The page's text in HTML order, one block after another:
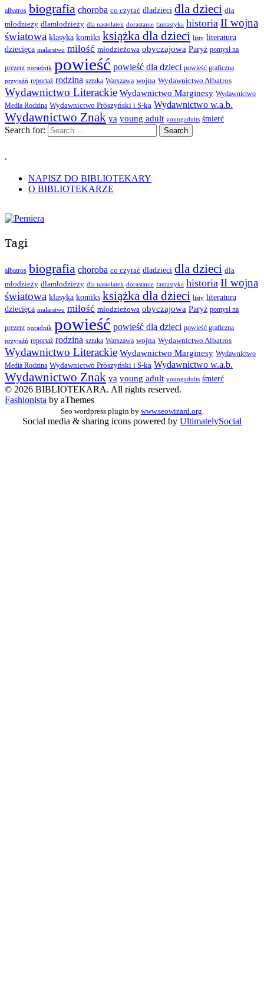
albatros biografia choroba co czytać dladzieci dla dzieci dla
młodzieży dlamłodzieży dla nastolatek dorastanie fantastyka historia II wojna
światowa klasyka komiks książka dla dzieci listy literatura
dziecięca malarstwo miłość młodzieżowa obyczajowa Paryż pomysł na
prezent poradnik powieść powieść dla dzieci powieść graficzna
przyjaźń reportaż rodzina sztuka Warszawa wojna Wydawnictwo Albatros
Wydawnictwo Literackie Wydawnictwo Marginesy Wydawnictwo
Media Rodzina Wydawnictwo Prószyński i S-ka Wydawnictwo w.a.b.
Wydawnictwo Znak ya young adult youngadults śmierć
Search for:
.
NAPISZ DO BIBLIOTEKARY
O BIBLIOTEKARZE
Tagi
albatros biografia choroba co czytać dladzieci dla dzieci dla
młodzieży dlamłodzieży dla nastolatek dorastanie fantastyka historia II wojna
światowa klasyka komiks książka dla dzieci listy literatura
dziecięca malarstwo miłość młodzieżowa obyczajowa Paryż pomysł na
prezent poradnik powieść powieść dla dzieci powieść graficzna
przyjaźń reportaż rodzina sztuka Warszawa wojna Wydawnictwo Albatros
Wydawnictwo Literackie Wydawnictwo Marginesy Wydawnictwo
Media Rodzina Wydawnictwo Prószyński i S-ka Wydawnictwo w.a.b.
Wydawnictwo Znak ya young adult youngadults śmierć
© 2026 BIBLIOTEKARA. All rights reserved.
Fashionista by aThemes
Seo wordpress plugin by www.seowizard.org
Social media & sharing icons powered by UltimatelySocial